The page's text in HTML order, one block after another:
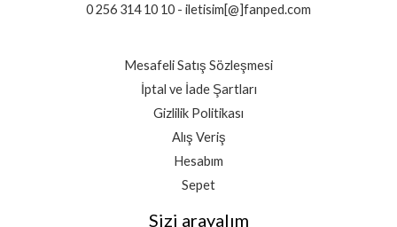
0 256 314 10 10 - iletisim[@]fanped.com
Mesafeli Satış Sözleşmesi
İptal ve İade Şartları
Gizlilik Politikası
Alış Veriş
Hesabım
Sepet
Sizi arayalım